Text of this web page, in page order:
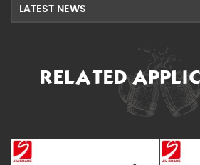
LATEST NEWS
RELATED